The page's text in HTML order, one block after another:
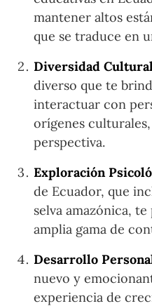
mantener altos
que se traduce en
Diversidad
diverso que te
interactuar con
orígenes
perspectiva.
Exploración
de Ecuador, que
selva amazónica,
amplia gama de
Desarrollo
nuevo y
experiencia de